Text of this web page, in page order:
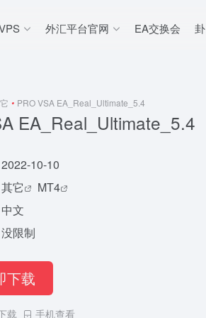
外汇平台官网 EA交换会 卦
• PRO VSA EA_Real_Ultimate_5.4
EA_Real_Ultimate_5.4
2022-10-10
其它
MT4
中文
没限制
下载
载 手机查看